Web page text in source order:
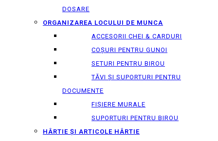
DOSARE
ORGANIZAREA LOCULUI DE MUNCA
ACCESORII CHEI & СARDURI
COȘURI PENTRU GUNOI
SETURI PENTRU BIROU
TĂVI ȘI SUPORTURI PENTRU
DOCUMENTE
FIȘIERE MURALE
SUPORTURI PENTRU BIROU
HÂRTIE ȘI ARTICOLE HÂRTIE